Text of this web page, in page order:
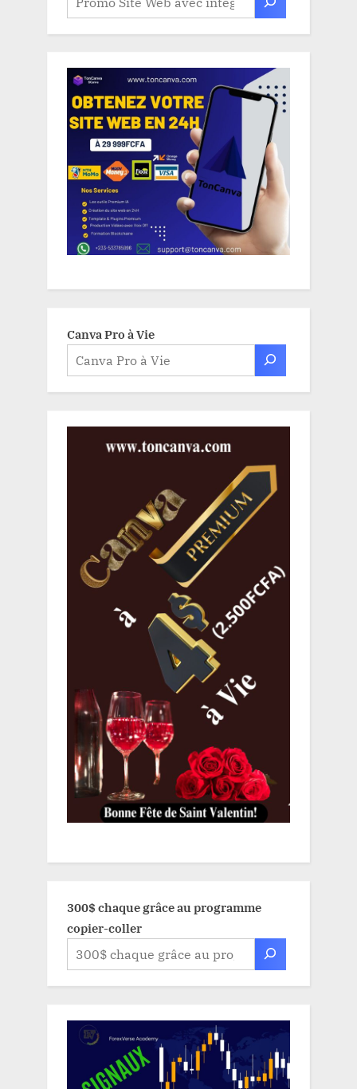
Canva Pro à Vie
300$ chaque grâce au programme
copier-coller